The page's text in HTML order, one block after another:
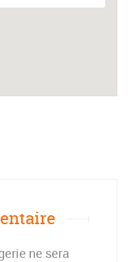
ne sera